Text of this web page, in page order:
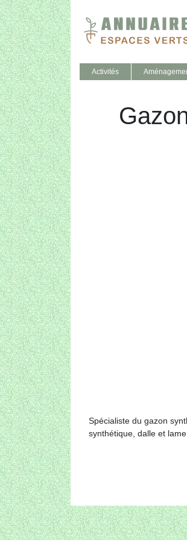
Activités
Spécialiste du gazon
synthétique, dalle et